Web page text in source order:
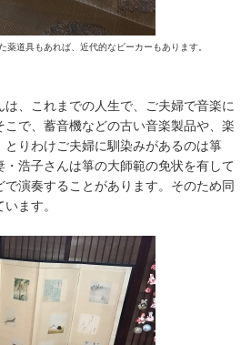
薬道具もあれば、近代的なビーカーもあります。
、これまでの人生で、ご夫婦で音楽に
で、蓄音機などの古い音楽製品や、楽
りわけご夫婦に馴染みがあるのは箏
・浩子さんは箏の大師範の免状を有して
演奏することがあります。そのため同
ます。